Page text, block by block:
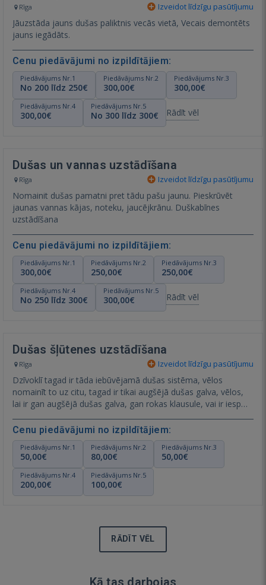
Rīga Izveidot līdzīgu pasūtījumu
Jāuzstāda jauns dušas paliktnis vecās vietā, Vecais demontēts
jauns iegādāts.
Cenu piedāvājumi no izpildītājiem:
Piedāvājums Nr.1
No 200 līdz 250€
Piedāvājums Nr.2
300,00€
Piedāvājums Nr.3
300,00€
Piedāvājums Nr.4
300,00€
Piedāvājums Nr.5
No 300 līdz 300€ Rādīt vēl
Dušas un vannas uzstādīšana
Rīga Izveidot līdzīgu pasūtījumu
Nomainit dušas pamatni pret tādu pašu jaunu. Pieskrūvēt
jaunas vannas kājas, noteku, jaucējkrānu. Duškabīnes
uzstādīšana
Cenu piedāvājumi no izpildītājiem:
Piedāvājums Nr.1
300,00€
Piedāvājums Nr.2
250,00€
Piedāvājums Nr.3
250,00€
Piedāvājums Nr.4
No 250 līdz 300€
Piedāvājums Nr.5
300,00€ Rādīt vēl
Dušas šļūtenes uzstādīšana
Rīga Izveidot līdzīgu pasūtījumu
Dzīvoklī tagad ir tāda iebūvējamā dušas sistēma, vēlos
nomainīt to uz citu, tagad ir tikai augšējā dušas galva, vēlos,
lai ir gan augšējā dušas galva, gan rokas klausule, vai ir iesp…
Cenu piedāvājumi no izpildītājiem:
Piedāvājums Nr.1
50,00€
Piedāvājums Nr.2
80,00€
Piedāvājums Nr.3
50,00€
Piedāvājums Nr.4
200,00€
Piedāvājums Nr.5
100,00€
RĀDĪT VĒL
Kā tas darbojas